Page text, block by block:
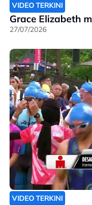
VIDEO TERKINI
Grace Elizabeth
27/07/2026
VIDEO TERKINI